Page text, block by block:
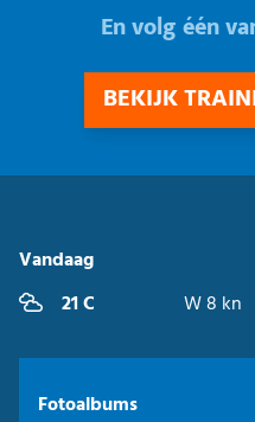
En volg één
BEKIJK
Vandaag
21 C
W 8 kn
Fotoalbums